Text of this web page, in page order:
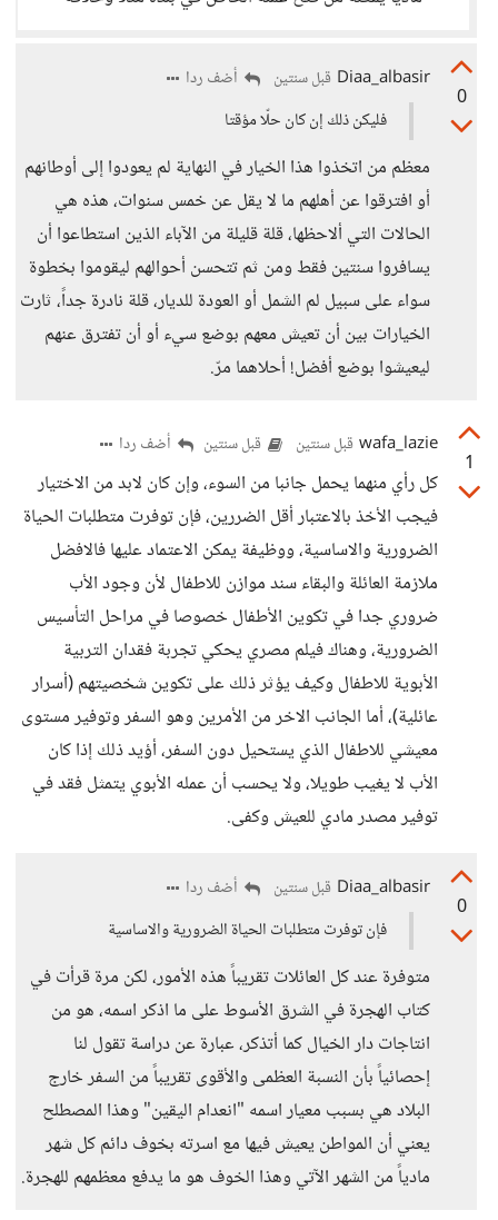
0
Diaa_albasir قبل سنتين
أضف ردا
فليكن ذلك إن كان حلّا مؤقتا
معظم من اتخذوا هذا الخيار في النهاية لم يعودوا إلى أوطانهم
أو افترقوا عن أهلهم ما لا يقل عن خمس سنوات، هذه هي
الحالات التي ألاحظها، قلة قليلة من الآباء الذين استطاعوا أن
يسافروا سنتين فقط ومن ثم تتحسن أحوالهم ليقوموا بخطوة
سواء على سبيل لم الشمل أو العودة للديار، قلة نادرة جداً، ثارت
الخيارات بين أن تعيش معهم بوضع سيء أو أن تفترق عنهم
ليعيشوا بوضع أفضل! أحلاهما مرّ.
1
wafa_lazie قبل سنتين قبل سنتين أضف ردا
كل رأي منهما يحمل جانبا من السوء، وإن كان لابد من الاختيار
فيجب الأخذ بالاعتبار أقل الضررين، فإن توفرت متطلبات الحياة
الضرورية والاساسية، ووظيفة يمكن الاعتماد عليها فالافضل
ملازمة العائلة والبقاء سند موازن للاطفال لأن وجود الأب
ضروري جدا في تكوين الأطفال خصوصا في مراحل التأسيس
الضرورية، وهناك فيلم مصري يحكي تجربة فقدان التربية
الأبوية للاطفال وكيف يؤثر ذلك على تكوين شخصيتهم (أسرار
عائلية)، أما الجانب الاخر من الأمرين وهو السفر وتوفير مستوى
معيشي للاطفال الذي يستحيل دون السفر، أؤيد ذلك إذا كان
الأب لا يغيب طويلا، ولا يحسب أن عمله الأبوي يتمثل فقد في
توفير مصدر مادي للعيش وكفى.
0
Diaa_albasir قبل سنتين
أضف ردا
فإن توفرت متطلبات الحياة الضرورية والاساسية
متوفرة عند كل العائلات تقريباً هذه الأمور، لكن مرة قرأت في
كتاب الهجرة في الشرق الأسوط على ما اذكر اسمه، هو من
انتاجات دار الخيال كما أتذكر، عبارة عن دراسة تقول لنا
إحصائياً بأن النسبة العظمى والأقوى تقريباً من السفر خارج
البلاد هي بسبب معيار اسمه "انعدام اليقين" وهذا المصطلح
يعني أن المواطن يعيش فيها مع اسرته بخوف دائم كل شهر
مادياً من الشهر الآتي وهذا الخوف هو ما يدفع معظمهم للهجرة.